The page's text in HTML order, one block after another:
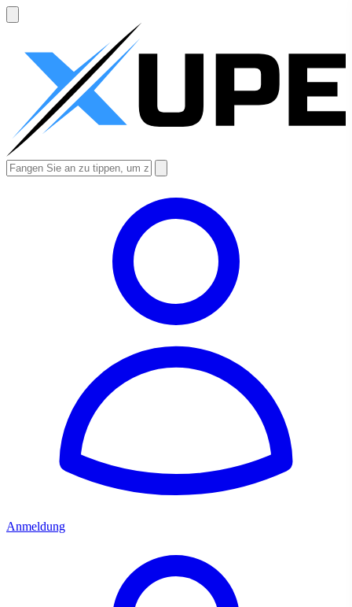
Anmeldung